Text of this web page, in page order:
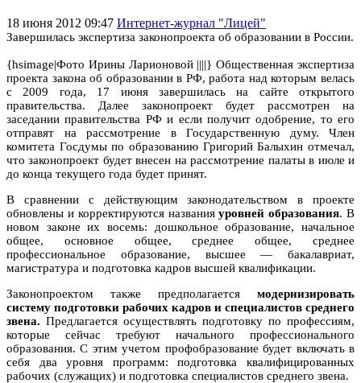
18 июня 2012 09:47 Интернет-журнал "Лицей"
Завершилась экспертиза законопроекта об образовании в России.
{hsimage|Фото Ирины Ларионовой ||||} Общественная экспертиза
проекта закона об образовании в РФ, работа над которым велась
с 2009 года, 17 июня завершилась на сайте открытого
правительства. ​Далее законопроект будет рассмотрен на
заседании правительства РФ и если получит одобрение, то его
отправят на рассмотрение в Государственную думу. Член
комитета Госдумы по образованию Григорий Балыхин отмечал,
что законопроект будет внесен на рассмотрение палаты в июле и
до конца текущего года будет принят.
В сравнении с действующим законодательством в проекте
обновлены и корректируются названияуровней образования. В
новом законе их восемь: дошкольное образование, начальное
общее, основное общее, среднее общее, среднее
профессиональное образование, высшее — бакалавриат,
магистратура и подготовка кадров высшей квалификации.
Законопроектом также предполагается модернизировать
систему подготовки рабочих кадров и специалистов среднего
звена. Предлагается осуществлять подготовку по профессиям,
которые сейчас требуют начального профессионального
образования. С этим учетом профобразование будет включать в
себя два уровня программ: подготовка квалифицированных
рабочих (служащих) и подготовка специалистов среднего звена.